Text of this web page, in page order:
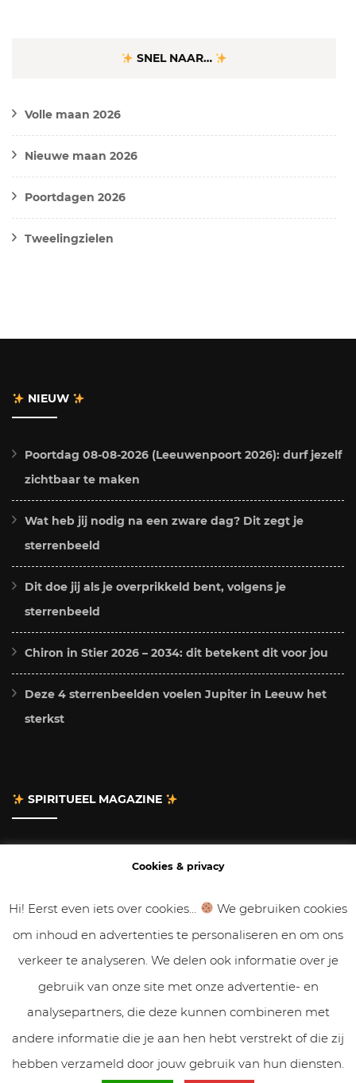
SNEL NAAR…
Volle maan 2026
Nieuwe maan 2026
Poortdagen 2026
Tweelingzielen
NIEUW
Poortdag 08-08-2026 (Leeuwenpoort 2026): durf jezelf
zichtbaar te maken
Wat heb jij nodig na een zware dag? Dit zegt je
sterrenbeeld
Dit doe jij als je overprikkeld bent, volgens je
sterrenbeeld
Chiron in Stier 2026 – 2034: dit betekent dit voor jou
Deze 4 sterrenbeelden voelen Jupiter in Leeuw het
sterkst
SPIRITUEEL MAGAZINE
Gastbloggen
Samenwerken
Cookies & Privacy
Cookies & privacy
Hi! Eerst even iets over cookies...
We gebruiken cookies
om inhoud en advertenties te personaliseren en om ons
verkeer te analyseren. We delen ook informatie over je
gebruik van onze site met onze advertentie- en
analysepartners, die deze kunnen combineren met
andere informatie die je aan hen hebt verstrekt of die zij
hebben verzameld door jouw gebruik van hun diensten.